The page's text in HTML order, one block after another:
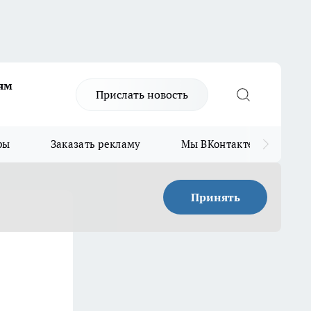
Прислать новость
Заказать рекламу Мы ВКонтакте
Принять